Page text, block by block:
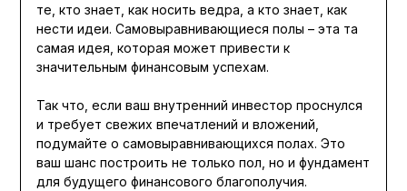
те, кто знает, как носить ведра, а кто знает, как
нести идеи. Самовыравнивающиеся полы – эта та
самая идея, которая может привести к
значительным финансовым успехам.
Так что, если ваш внутренний инвестор проснулся
и требует свежих впечатлений и вложений,
подумайте о самовыравнивающихся полах. Это
ваш шанс построить не только пол, но и фундамент
для будущего финансового благополучия.